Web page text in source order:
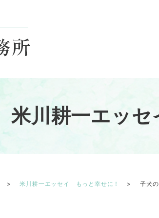
米川耕一エッ
米川耕一エッセイ もっと幸せに！ 子犬